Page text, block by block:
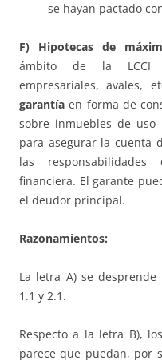
se hayan pactado
F) Hipotecas de
ámbito de la LCCI
empresariales, avales,
garantía en forma de
sobre inmuebles de uso
para asegurar la cuenta
las
financiera. El garante
el deudor principal.
Razonamientos:
La letra A) se
1.1 y 2.1.
Respecto a la letra B),
parece que puedan, por